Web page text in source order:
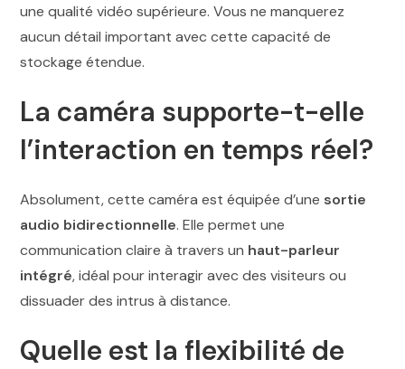
une qualité vidéo supérieure. Vous ne manquerez
aucun détail important avec cette capacité de
stockage étendue.
La caméra supporte-t-elle
l’interaction en temps réel?
Absolument, cette caméra est équipée d’une sortie
audio bidirectionnelle. Elle permet une
communication claire à travers un haut-parleur
intégré, idéal pour interagir avec des visiteurs ou
dissuader des intrus à distance.
Quelle est la flexibilité de